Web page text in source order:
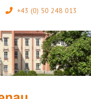
+43 (0) 50 248 013